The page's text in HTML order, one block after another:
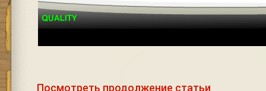
Посмотреть продолжение статьи